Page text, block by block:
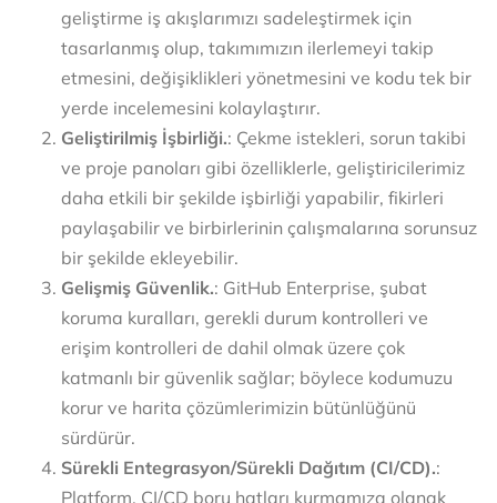
geliştirme iş akışlarımızı sadeleştirmek için
tasarlanmış olup, takımımızın ilerlemeyi takip
etmesini, değişiklikleri yönetmesini ve kodu tek bir
yerde incelemesini kolaylaştırır.
Geliştirilmiş İşbirliği.: Çekme istekleri, sorun takibi
ve proje panoları gibi özelliklerle, geliştiricilerimiz
daha etkili bir şekilde işbirliği yapabilir, fikirleri
paylaşabilir ve birbirlerinin çalışmalarına sorunsuz
bir şekilde ekleyebilir.
Gelişmiş Güvenlik.: GitHub Enterprise, şubat
koruma kuralları, gerekli durum kontrolleri ve
erişim kontrolleri de dahil olmak üzere çok
katmanlı bir güvenlik sağlar; böylece kodumuzu
korur ve harita çözümlerimizin bütünlüğünü
sürdürür.
Sürekli Entegrasyon/Sürekli Dağıtım (CI/CD).:
Platform, CI/CD boru hatları kurmamıza olanak